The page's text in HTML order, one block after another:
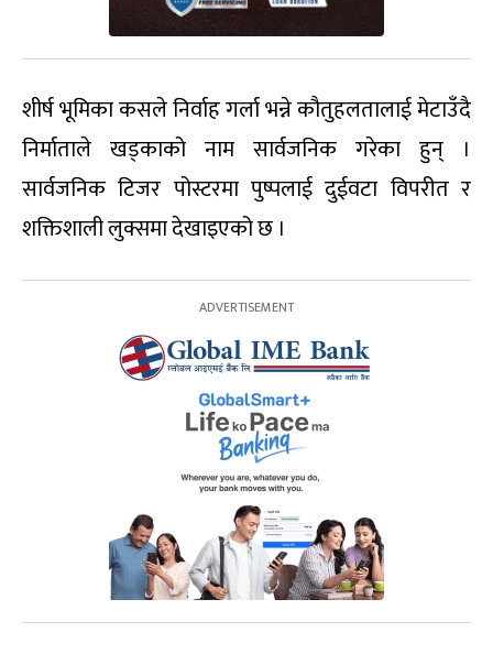
शीर्ष भूमिका कसले निर्वाह गर्ला भन्ने कौतुहलतालाई मेटाउँदै
निर्माताले खड्काको नाम सार्वजनिक गरेका हुन् ।
सार्वजनिक टिजर पोस्टरमा पुष्पलाई दुईवटा विपरीत र
शक्तिशाली लुक्समा देखाइएको छ ।